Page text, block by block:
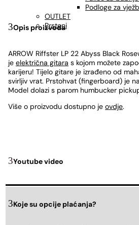
Podloge za
OUTLET
Prsteni
Opis proizvoda
ARROW Riffster LP 22 Abyss Black
je električna gitara s kojom možete
karijeru! Tijelo gitare je izrađeno od
svirljiv vrat. Prstohvat (fingerboard) je
Model dolazi s parom humbucker
Više o proizvodu dostupno je ovdje.
Youtube video
Koje su opcije plaćanja?